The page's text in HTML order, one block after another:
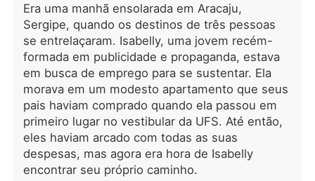
desapareceu sem olhar para trás.
Destruída no fundo do poço, Lyric
esbarrou num homem diferente, que
olhou para seu rosto e disse que era
bonito. Pela primeira vez, ela soube o
que era se sentir amada de verdade.
Aquela noite virou tudo de cabeça
para baixo, reescrevendo a vida por
completo. Lyric começou a enxergá-
lo como um tipo de salvação. Ele, por
sua vez, descobriu que ela era a
única mulher capaz de dar fim a um
Era uma manhã ensolarada em Aracaju,
Sergipe, quando os destinos de três pessoas
se entrelaçaram. Isabelly, uma jovem recém-
formada em publicidade e propaganda, estava
em busca de emprego para se sustentar. Ela
morava em um modesto apartamento que seus
pais haviam comprado quando ela passou em
primeiro lugar no vestibular da UFS. Até então,
eles haviam arcado com todas as suas
despesas, mas agora era hora de Isabelly
encontrar seu próprio caminho.